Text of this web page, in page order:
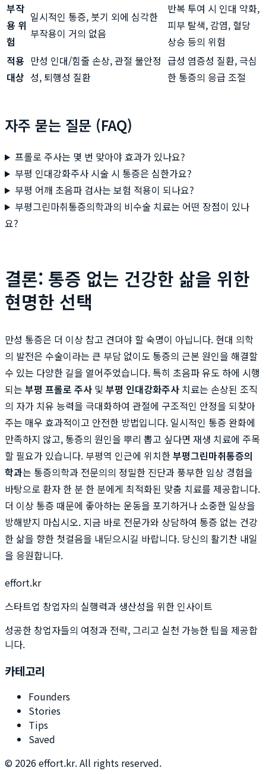
부작
용 위
험
일시적인 통증, 붓기 외에 심각한
부작용이 거의 없음
반복 투여 시 인대 약화,
피부 탈색, 감염, 혈당
상승 등의 위험
적용
대상
만성 인대/힘줄 손상, 관절 불안정
성, 퇴행성 질환
급성 염증성 질환, 극심
한 통증의 응급 조절
자주 묻는 질문 (FAQ)
프롤로 주사는 몇 번 맞아야 효과가 있나요?
부평 인대강화주사 시술 시 통증은 심한가요?
부평 어깨 초음파 검사는 보험 적용이 되나요?
부평그린마취통증의학과의 비수술 치료는 어떤 장점이 있나
요?
결론: 통증 없는 건강한 삶을 위한
현명한 선택
만성 통증은 더 이상 참고 견뎌야 할 숙명이 아닙니다. 현대 의학
의 발전은 수술이라는 큰 부담 없이도 통증의 근본 원인을 해결할
수 있는 다양한 길을 열어주었습니다. 특히 초음파 유도 하에 시행
되는 부평 프롤로 주사 및 부평 인대강화주사 치료는 손상된 조직
의 자가 치유 능력을 극대화하여 관절에 구조적인 안정을 되찾아
주는 매우 효과적이고 안전한 방법입니다. 일시적인 통증 완화에
만족하지 않고, 통증의 원인을 뿌리 뽑고 싶다면 재생 치료에 주목
할 필요가 있습니다. 부평역 인근에 위치한부평그린마취통증의
학과는 통증의학과 전문의의 정밀한 진단과 풍부한 임상 경험을
바탕으로 환자 한 분 한 분에게 최적화된 맞춤 치료를 제공합니다.
더 이상 통증 때문에 좋아하는 운동을 포기하거나 소중한 일상을
방해받지 마십시오. 지금 바로 전문가와 상담하여 통증 없는 건강
한 삶을 향한 첫걸음을 내딛으시길 바랍니다. 당신의 활기찬 내일
을 응원합니다.
effort.kr
스타트업 창업자의 실행력과 생산성을 위한 인사이트
성공한 창업자들의 여정과 전략, 그리고 실천 가능한 팁을 제공합
니다.
카테고리
Founders
Stories
Tips
Saved
© 2026effort.kr. All rights reserved.